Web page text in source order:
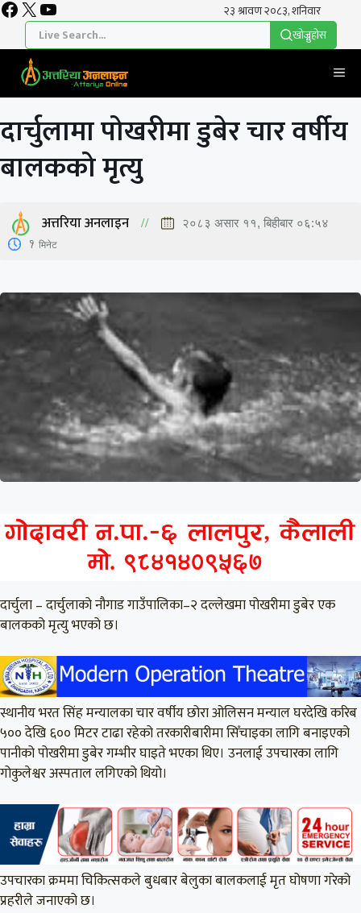
Skip
content
Facebook
X YouTube
खाेज्नुहाेस
दार्चुलामा पोखरीमा डुबेर चार वर्षीय
बालकको मृत्यु
अत्तरिया अनलाइन २०८३ असार ११, बिहीबार ०६:५४
1 मिनेट
दार्चुला – दार्चुलाको नौगाड गाउँपालिका–२ दल्लेखमा पोखरीमा डुबेर एक
बालकको मृत्यु भएको छ।
स्थानीय भरत सिंह मन्यालका चार वर्षीय छोरा ओलिसन मन्याल घरदेखि करिब
५०० देखि ६०० मिटर टाढा रहेको तरकारीबारीमा सिँचाइका लागि बनाइएको
पानीको पोखरीमा डुबेर गम्भीर घाइते भएका थिए। उनलाई उपचारका लागि
गोकुलेश्वर अस्पताल लगिएको थियो।
उपचारका क्रममा चिकित्सकले बुधबार बेलुका बालकलाई मृत घोषणा गरेको
प्रहरीले जनाएको छ।